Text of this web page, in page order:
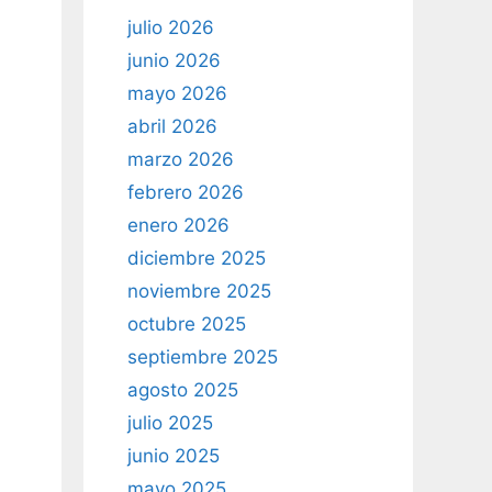
julio 2026
junio 2026
mayo 2026
abril 2026
marzo 2026
febrero 2026
enero 2026
diciembre 2025
noviembre 2025
octubre 2025
septiembre 2025
agosto 2025
julio 2025
junio 2025